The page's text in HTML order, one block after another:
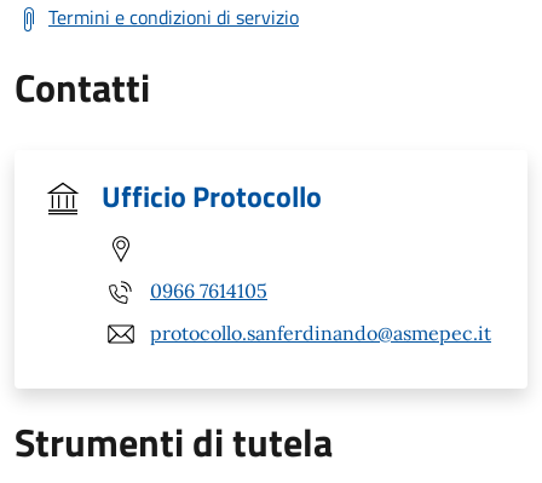
Termini e condizioni di servizio
Contatti
Ufficio Protocollo
0966 7614105
protocollo.sanferdinando@asmepec.it
Strumenti di tutela